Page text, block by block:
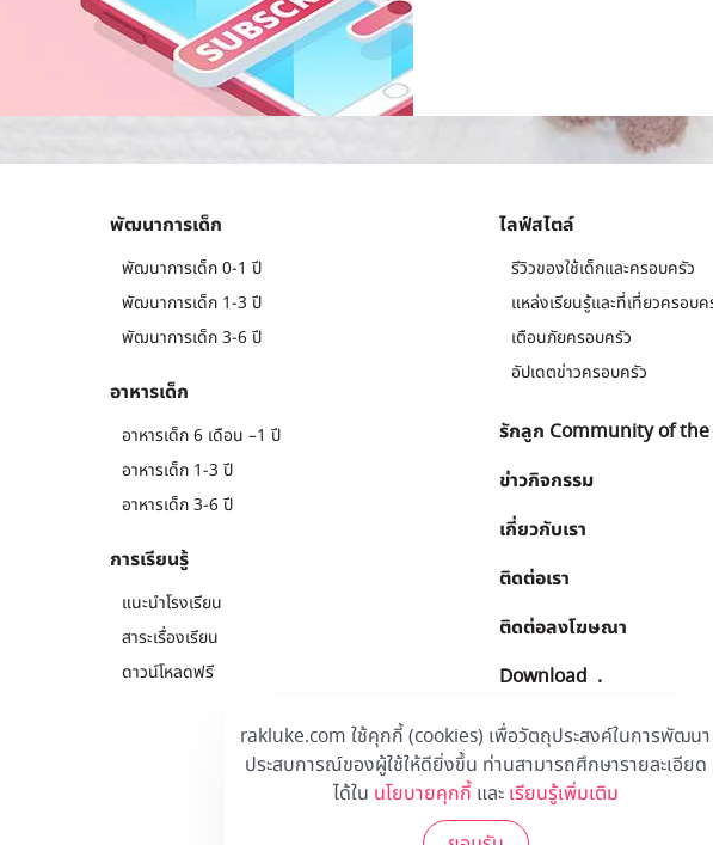
rakluke.com ใช้คุกกี้ (cookies) เพื่อวัตถุประสงค์ในการพัฒนา
ประสบการณ์ของผู้ใช้ให้ดียิ่งขึ้น ท่านสามารถศึกษารายละเอียด
ได้ใน นโยบายคุกกี้และ เรียนรู้เพิ่มเติม
พัฒนาการเด็ก
พัฒนาการเด็ก 0-1 ปี
พัฒนาการเด็ก 1-3 ปี
พัฒนาการเด็ก 3-6 ปี
อาหารเด็ก
อาหารเด็ก 6 เดือน –1 ปี
อาหารเด็ก 1-3 ปี
อาหารเด็ก 3-6 ปี
การเรียนรู้
แนะนำโรงเรียน
สาระเรื่องเรียน
ดาวน์โหลดฟรี
ไลฟ์สไตล์
รีวิวของใช้เด็กและครอบครัว
แหล่งเรียนรู้และที่เที่ยวครอบค
เตือนภัยครอบครัว
อัปเดตข่าวครอบครัว
รักลูก Community of the
ข่าวกิจกรรม
เกี่ยวกับเรา
ติดต่อเรา
ติดต่อลงโฆษณา
Download .